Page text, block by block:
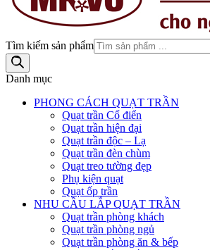
Tìm kiếm sản phẩm
Danh mục
PHONG CÁCH QUẠT TRẦN
Quạt trần Cổ điển
Quạt trần hiện đại
Quạt trần độc – Lạ
Quạt trần đèn chùm
Quạt treo tường đẹp
Phụ kiện quạt
Quạt ốp trần
NHU CẦU LẮP QUẠT TRẦN
Quạt trần phòng khách
Quạt trần phòng ngủ
Quạt trần phòng ăn & bếp